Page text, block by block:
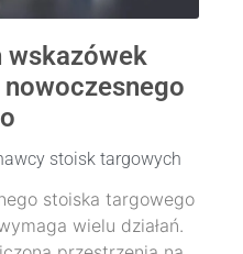
wskazówek
stoisk targowych
stoiska targowego
wielu działań.